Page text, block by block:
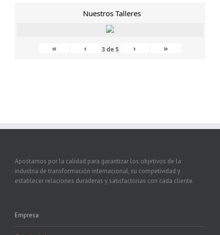
Nuestros Talleres
« ‹ 3de5 › »
Apostamos por la calidad para garantizar los objetivos de la
industria de transformación internacional, su competividad y
establecer relaciones duraderas y satisfactorias con cada cliente.
Empresa